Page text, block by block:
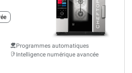
Programmes automatiques
Intelligence numérique avancée